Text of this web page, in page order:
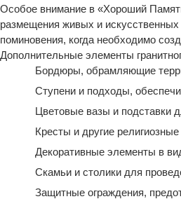
Особое внимание в «Хороший
размещения живых и
поминовения, когда необходимо
Дополнительные элементы
Бордюры, обрамляющие
Ступени и подходы,
Цветовые вазы и подставки
Кресты и другие
Декоративные элементы в
Скамьи и столики для
Защитные ограждения,